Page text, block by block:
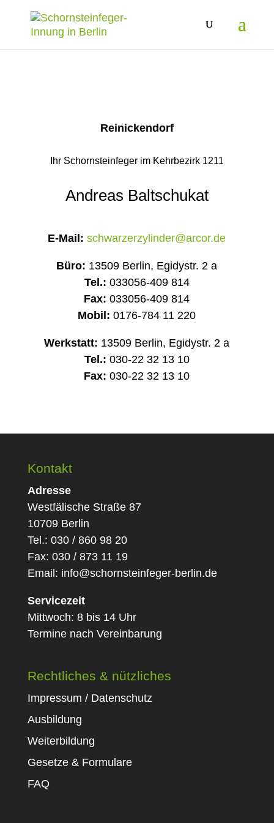
Reinickendorf
Ihr Schornsteinfeger im Kehrbezirk 1211
Andreas Baltschukat
E-Mail: schwarzerzylinder@arcor.de
Büro: 13509 Berlin, Egidystr. 2 a
Tel.: 033056-409 814
Fax: 033056-409 814
Mobil: 0176-784 11 220
Werkstatt: 13509 Berlin, Egidystr. 2 a
Tel.: 030-22 32 13 10
Fax: 030-22 32 13 10
Kontakt
Adresse
Westfälische Straße 87
10709 Berlin
Tel.: 030 / 860 98 20
Fax: 030 / 873 11 19
Email: info@schornsteinfeger-berlin.de
Servicezeit
Mittwoch: 8 bis 14 Uhr
Termine nach Vereinbarung
Rechtliches & nützliches
Impressum / Datenschutz
Ausbildung
Weiterbildung
Gesetze & Formulare
FAQ